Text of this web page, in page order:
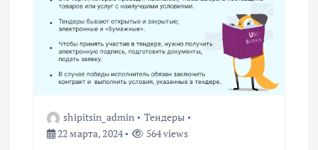
shipitsin_admin
Тендеры
22 марта, 2024
564 views